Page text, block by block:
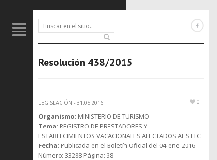
Resolución 438/2015
LEGISLACIÓN - 31.05.2016 0
Organismo: MINISTERIO DE TURISMO
Tema: REGISTRO DE PRESTADORES Y
ESTABLECIMIENTOS VACACIONALES AFECTADOS AL STTC
Fecha: Publicada en el Boletín Oficial del 04-ene-2016
Número: 33288 Página: 38